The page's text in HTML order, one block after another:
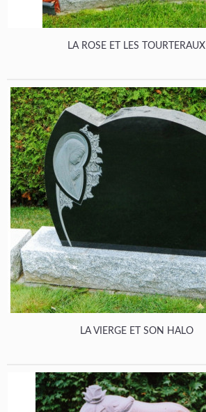
LA ROSE ET LES TOURTERAUX
LA VIERGE ET SON HALO